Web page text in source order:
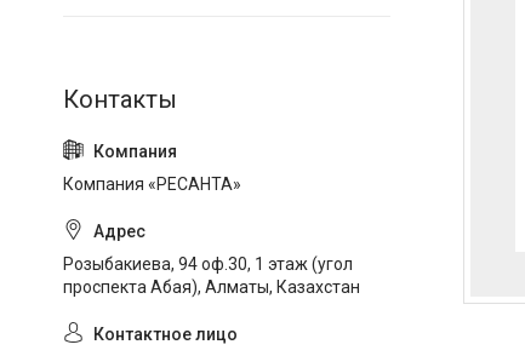
Компания «РЕСАНТА»
Розыбакиева, 94 оф.30, 1 этаж (угол
проспекта Абая), Алматы, Казахстан